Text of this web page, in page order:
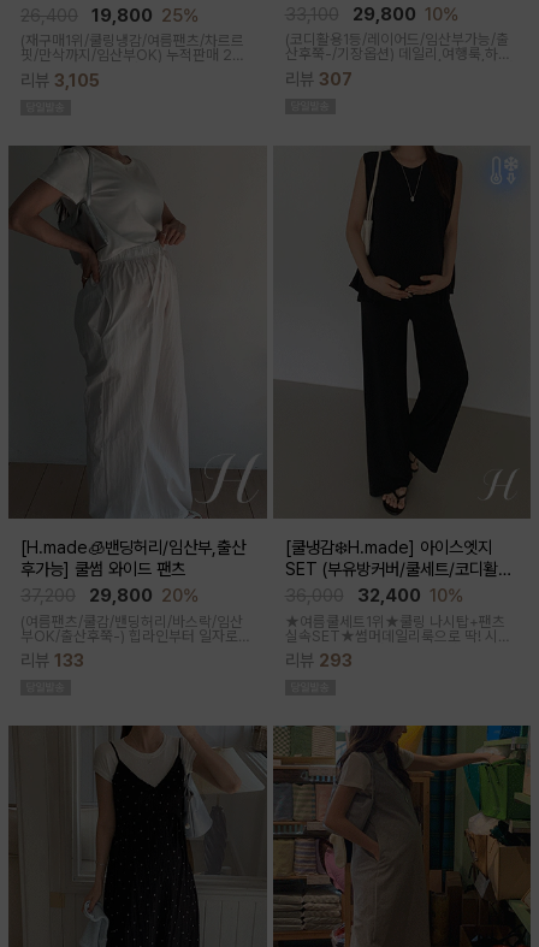
19,800 25%
(재구매1위/쿨링냉감/여름팬츠/차르르
핏/만삭까지/임산부OK) 누적판매 2만
성이 뛰어나 쾌적한 착용감으로 여름시
리뷰 3,105
29,800 10%
(코디활용1등/레이어드/임산부가능/출
산후쭉-/기장옵션) 데일리,여행룩,하객
룩,출근룩 OK! 하트넥 디자인으로 여성
스러움이 물씬 느껴지고 맥시한 기장감
리뷰 307
[H.made🧊밴딩허리/임산부,출산
후가능] 쿨썸 와이드 팬츠
29,800 20%
(여름팬츠/쿨감/밴딩허리/바스락/임산
부OK/출산후쭉-) 힙라인부터 일자로
툭-하고 떨어지는 와이드라인으로 체형
이 크게 드러나지않아요 데일리룩으로
리뷰 133
[쿨냉감❄️H.made] 아이스엣지
SET (부유방커버/쿨세트/코디활용
굿/출근룩,데일리룩)
32,400 10%
★여름쿨세트1위★쿨링 나시탑+팬츠
실속SET★썸머데일리룩으로 딱! 시원
한 감촉에 신축성 좋고 통기성쿨링원단
으로 한여름까지 가뿐하게~!
리뷰 293